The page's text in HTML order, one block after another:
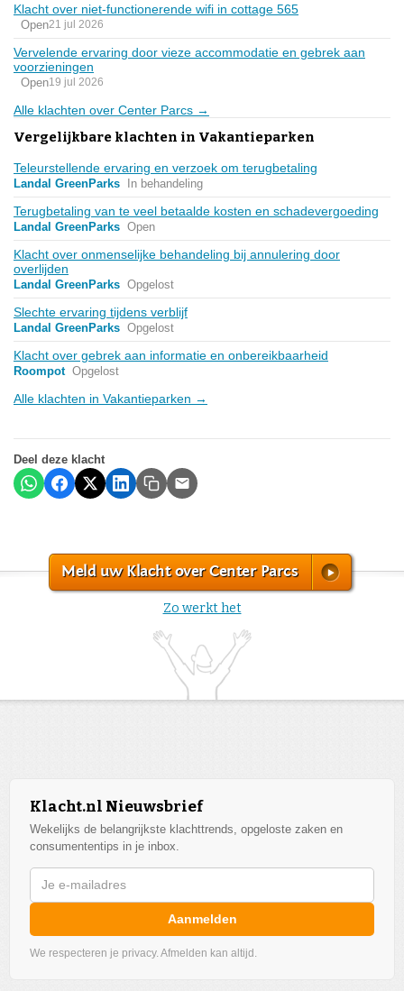
Klacht over niet-functionerende wifi in cottage 565
Open21 jul 2026
Vervelende ervaring door vieze accommodatie en gebrek aan
voorzieningen
Open19 jul 2026
Alle klachten over Center Parcs →
Vergelijkbare klachten in Vakantieparken
Teleurstellende ervaring en verzoek om terugbetaling
Landal GreenParks In behandeling
Terugbetaling van te veel betaalde kosten en schadevergoeding
Landal GreenParks Open
Klacht over onmenselijke behandeling bij annulering door
overlijden
Landal GreenParks Opgelost
Slechte ervaring tijdens verblijf
Landal GreenParks Opgelost
Klacht over gebrek aan informatie en onbereikbaarheid
Roompot Opgelost
Alle klachten in Vakantieparken →
Deel deze klacht
Meld uw Klacht over Center Parcs
Zo werkt het
Klacht.nl Nieuwsbrief
Wekelijks de belangrijkste klachttrends, opgeloste zaken en
consumententips in je inbox.
Aanmelden
We respecteren je privacy. Afmelden kan altijd.